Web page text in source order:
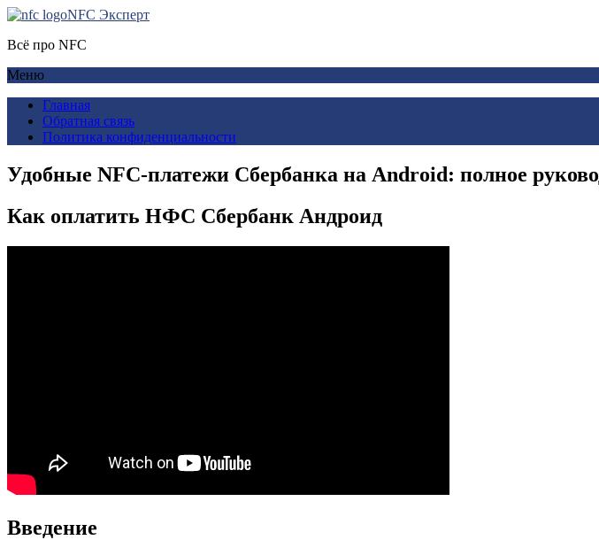
NFC Эксперт
Всё про NFC
Меню
Главная
Обратная связь
Политика конфиденциальности
Удобные NFC-платежи Сбербанка на Android: полное
Как оплатить НФС Сбербанк Андроид
Введение